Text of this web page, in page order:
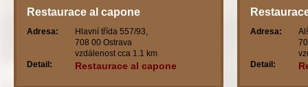
Restaurace al capone
Adresa:
Hlavní třída 557/93,
708 00 Ostrava
vzdálenost cca 1.1 km
Detail:
Restaurace al capone
Adresa:
Detail: